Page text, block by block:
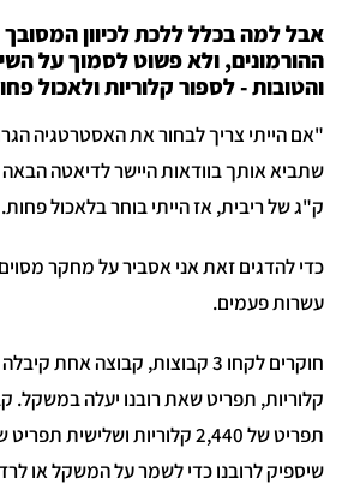
אבל למה בכלל ללכת לכיוון
ההורמונים, ולא פשוט לסמוך על
והטובות - לספור קלוריות ולאכול
"אם הייתי צריך לבחור את האסטרטגיה
ק"ג של ריבית, אז הייתי בוחר בלאכול פחות.
כדי להדגים זאת אני אסביר על מחקר
עשרות פעמים.
קלוריות, תפריט שאת רובנו יעלה במשקל.
שיספיק לרובנו כדי לשמר על המשקל או